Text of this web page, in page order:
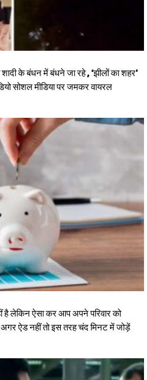
के बंधन में बंधने जा रहे , ‘झीलों का शहर’
सोशल मीडिया पर जमकर वायरल
है लेकिन ऐसा कर आप अपने परिवार को
ऐड नहीं तो इस तरह चंद मिनट में जोड़ें